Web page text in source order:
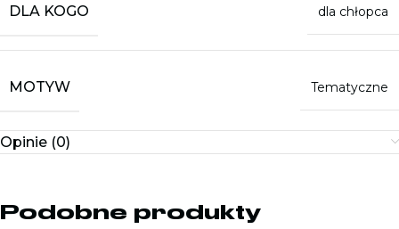
DLA KOGO dla chłopca
MOTYW Tematyczne
Opinie (0)
Podobne produkty